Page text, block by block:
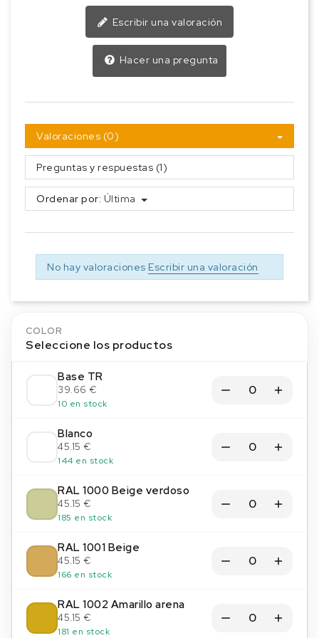
Escribir una valoración
Hacer una pregunta
Valoraciones (0)
Preguntas y respuestas (1)
Ordenar por: Última
No hay valoraciones Escribir una valoración
COLOR
Seleccione los productos
Base TR
39.66 €
10 en stock
Blanco
45.15 €
144 en stock
RAL 1000 Beige verdoso
45.15 €
185 en stock
RAL 1001 Beige
45.15 €
166 en stock
RAL 1002 Amarillo arena
45.15 €
181 en stock